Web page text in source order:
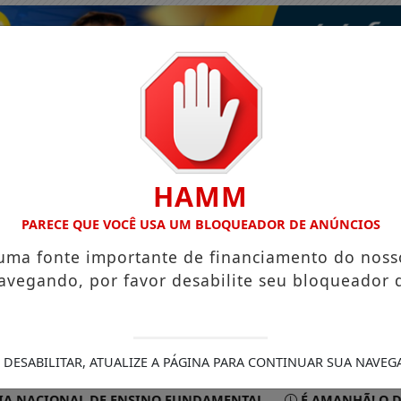
VÍDEOS EVENTOS GASTRONOMIA
HAMM
PARECE QUE VOCÊ USA UM BLOQUEADOR DE ANÚNCIOS
fonte importante de financiamento do
por favor desabilite seu bloqueador
DESABILITAR, ATUALIZE A PÁGINA PARA CONTINUAR SUA